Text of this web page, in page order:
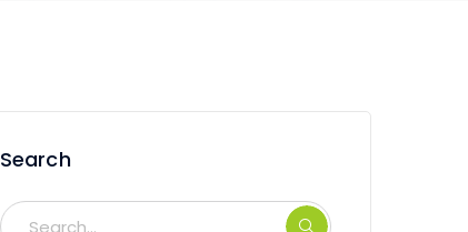
Search